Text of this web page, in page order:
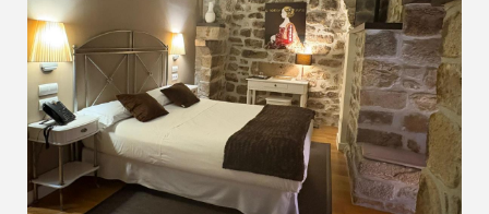
[{"url":"https:\/\/synergy.booking-